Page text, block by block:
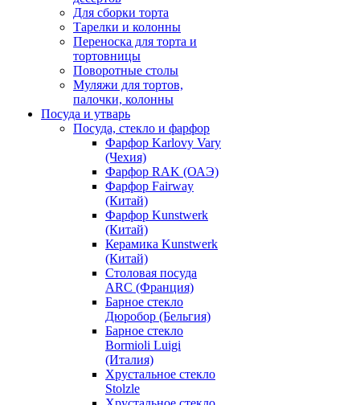
Для сборки торта
Тарелки и колонны
Переноска для торта и
тортовницы
Поворотные столы
Муляжи для тортов,
палочки, колонны
Посуда и утварь
Посуда, стекло и фарфор
Фарфор Karlovy Vary
(Чехия)
Фарфор RAK (ОАЭ)
Фарфор Fairway
(Китай)
Фарфор Kunstwerk
(Китай)
Керамика Kunstwerk
(Китай)
Столовая посуда
ARC (Франция)
Барное стекло
Дюробор (Бельгия)
Барное стекло
Bormioli Luigi
(Италия)
Хрустальное стекло
Stolzle